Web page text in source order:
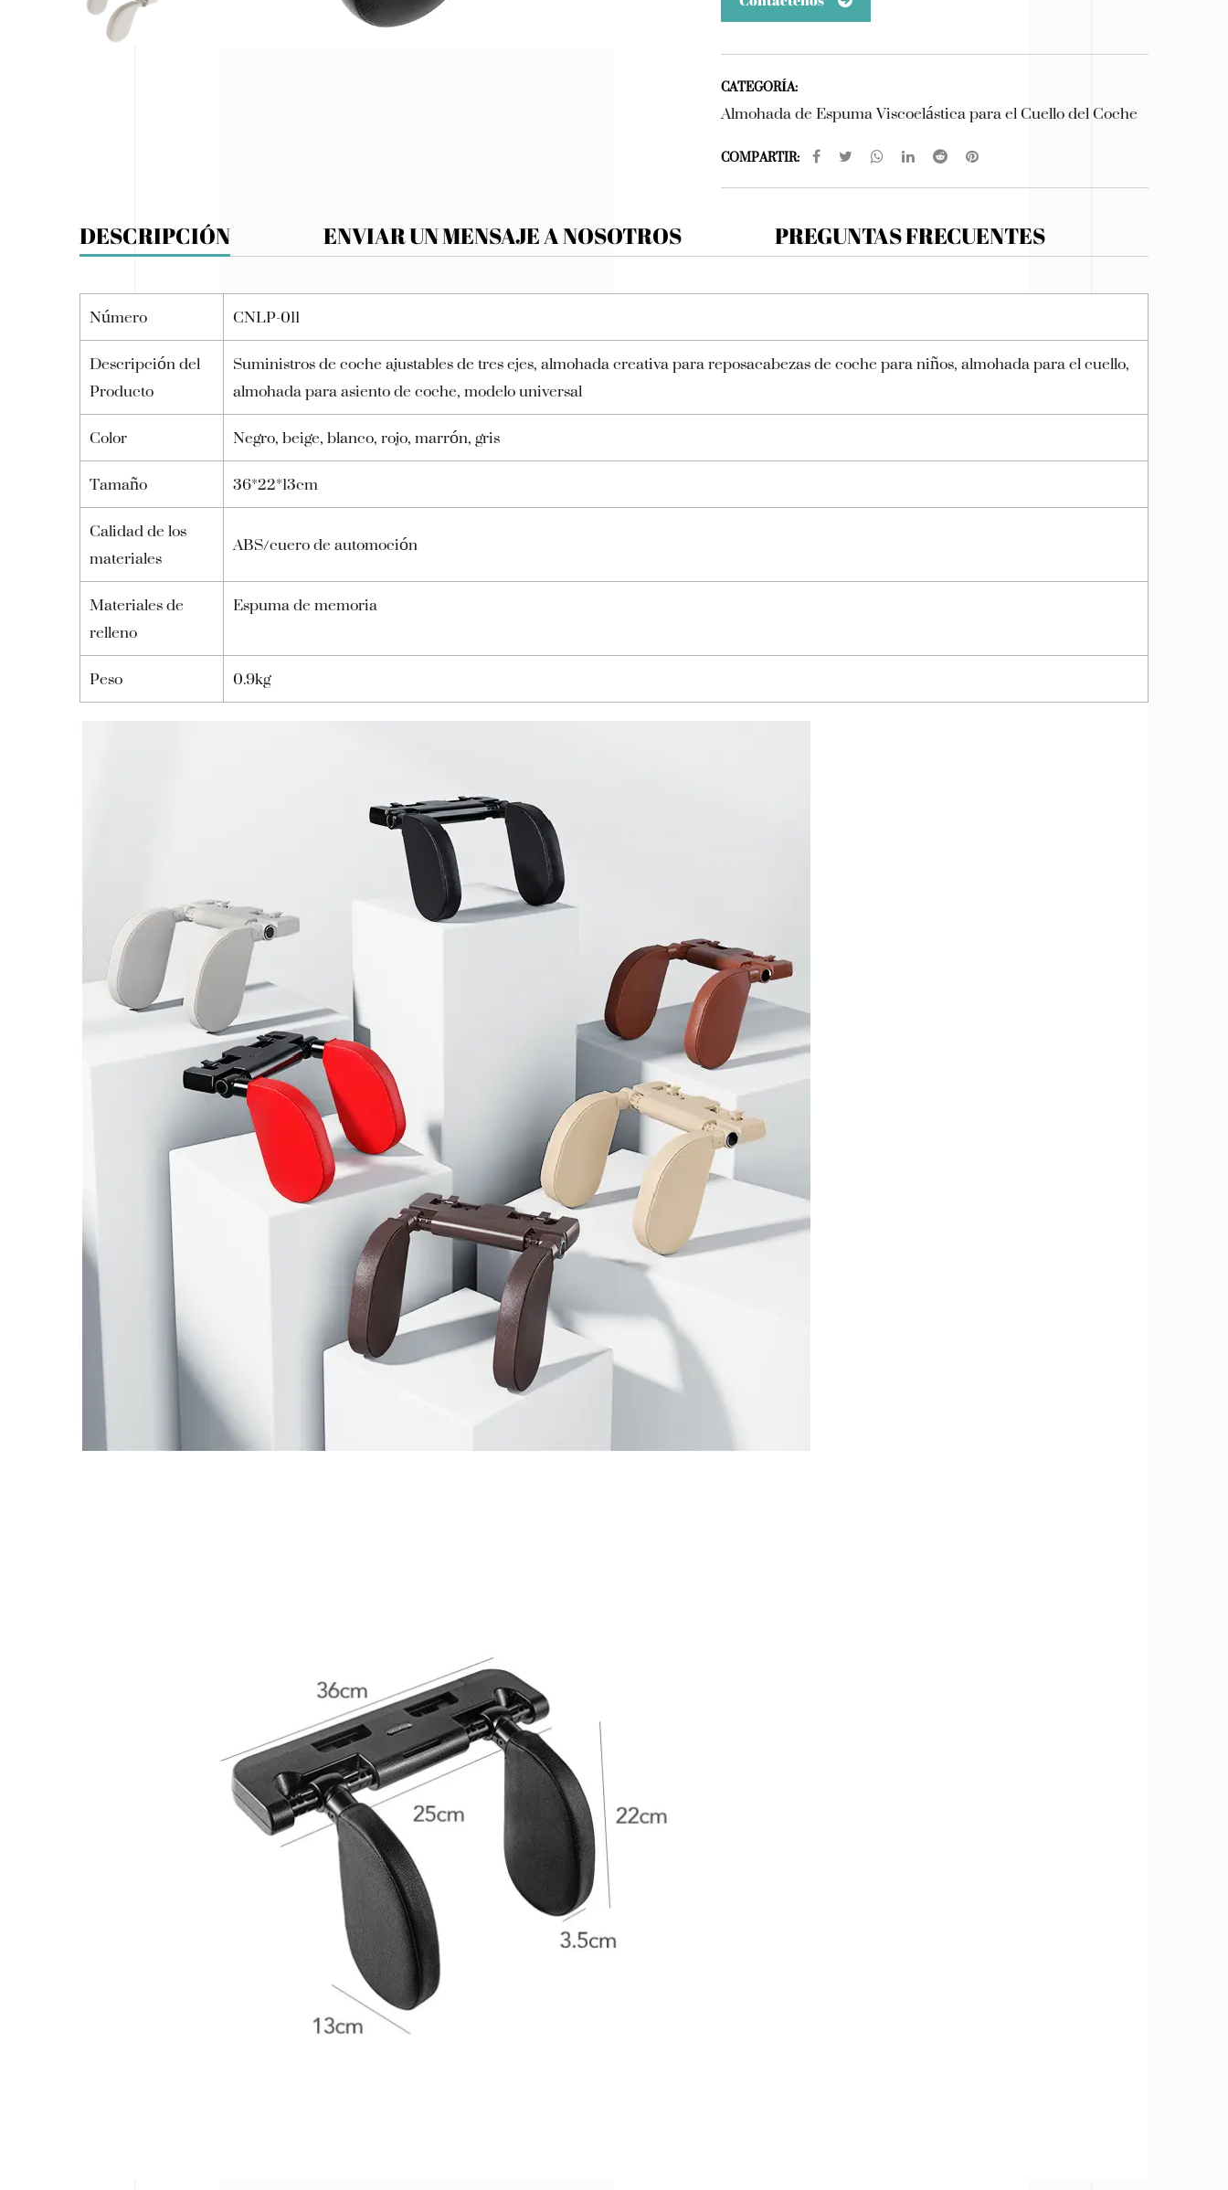
CATEGORÍA:
Almohada de Espuma Viscoelástica para el Cuello del Coche
COMPARTIR:
DESCRIPCIÓN ENVIAR UN MENSAJE A NOSOTROS PREGUNTAS FRECUENTES
Número
CNLP-011
Descripción del
Producto
Suministros de coche ajustables de tres ejes, almohada creativa para reposacabezas de coche para niños, almohada para el cuello,
almohada para asiento de coche, modelo universal
Color
Negro, beige, blanco, rojo, marrón, gris
Tamaño
36*22*13cm
Calidad de los
materiales
ABS/cuero de automoción
Materiales de
relleno
Espuma de memoria
Peso
0.9kg